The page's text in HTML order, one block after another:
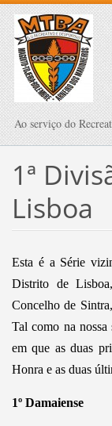
Ao serviço do
1ª
Lisboa
Esta é a Série
Distrito de
Concelho de
Tal como na nossa
em que as duas
Honra e as duas
1º Damaiense